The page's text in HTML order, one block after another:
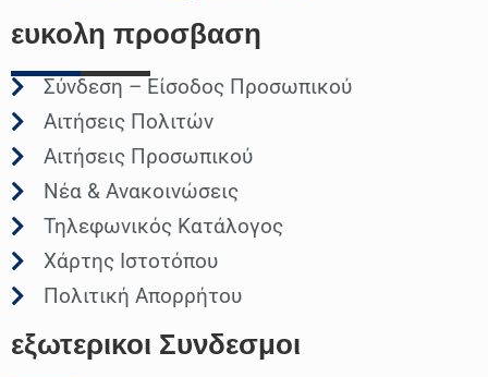
ευκολη προσβαση
Σύνδεση – Είσοδος Προσωπικού
Αιτήσεις Πολιτών
Αιτήσεις Προσωπικού
Νέα & Ανακοινώσεις
Τηλεφωνικός Κατάλογος
Χάρτης Ιστοτόπου
Πολιτική Απορρήτου
εξωτερικοι Συνδεσμοι